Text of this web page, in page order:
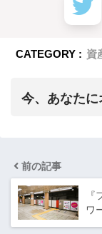
CATEGORY : 資
今、あなたに
前の記事
ワ